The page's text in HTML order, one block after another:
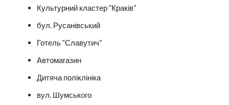
Культурний кластер “Краків”
бул. Русанівський
Готель “Славутич”
Автомагазин
Дитяча поліклініка
вул. Шумського